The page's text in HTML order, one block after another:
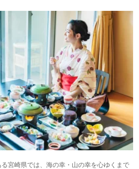
宮崎県では、海の幸・山の幸を心ゆくまで